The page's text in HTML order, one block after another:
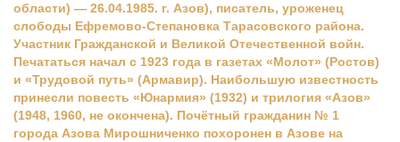
области) — 26.04.1985. г. Азов), писатель, уроженец
слободы Ефpемово-Степановка Тарасовского района.
Участник Гражданской и Великой Отечественной войн.
Печататься начал с 1923 года в газетах «Молот» (Ростов)
и «Трудовой путь» (Армавир). Наибольшую известность
принесли повесть «Юнармия» (1932) и трилогия «Азов»
(1948, 1960, не окончена). Почётный гражданин № 1
города Азова Мирошниченко похоронен в Азове на